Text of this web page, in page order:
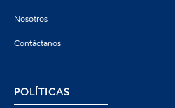
Nosotros
Contáctanos
POLÍTICAS